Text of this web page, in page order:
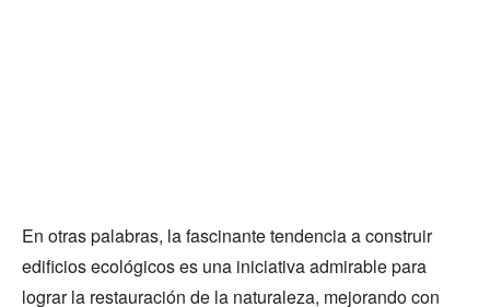
En otras palabras, la fascinante tendencia a construir
edificios ecológicos es una iniciativa admirable para
lograr la restauración de la naturaleza, mejorando con